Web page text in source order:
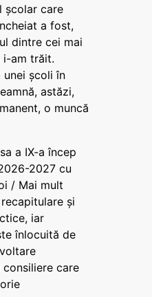
școlar care
a fost,
dintre cei mai
i-am trăit.
unei școli în
astăzi,
o muncă
a IX-a încep
2027 cu
/ Mai mult
și
iar
înlocuită de
consiliere care